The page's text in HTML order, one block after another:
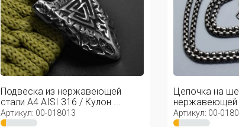
Подвеска из нержавеющей
стали А4 AISI 316 / Кулон ...
Артикул: 00-018013
Цепочка на
нержавеющей
см, ширина 3 ...
Артикул: 00-